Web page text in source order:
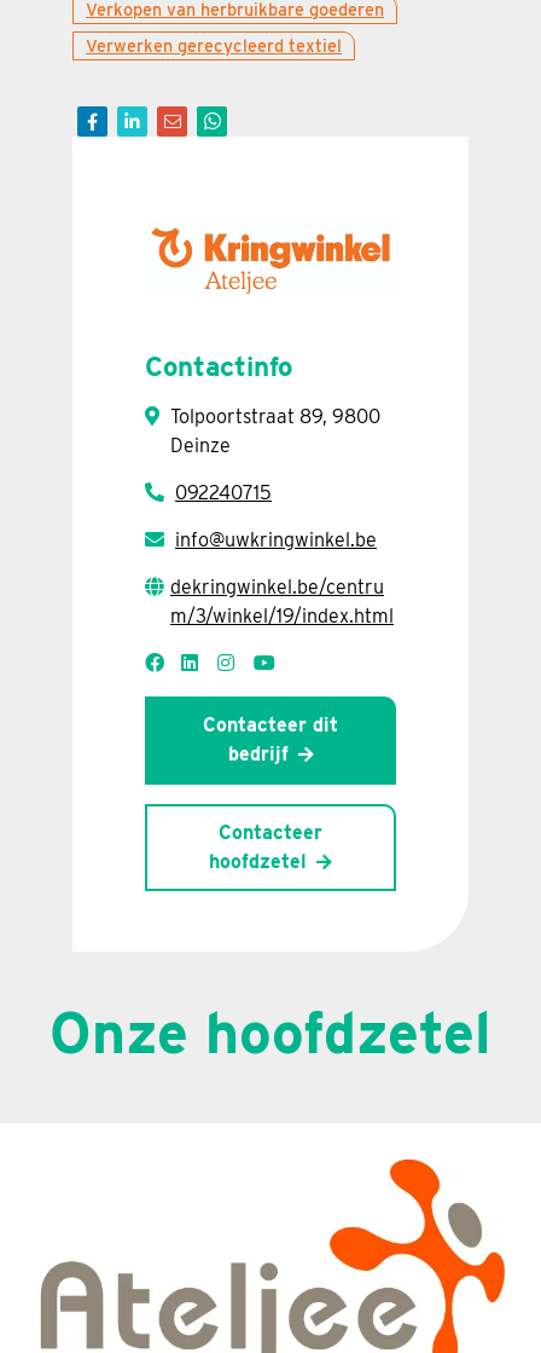
Verkopen van herbruikbare goederen
Verwerken gerecycleerd textiel
Contactinfo
Tolpoortstraat 89, 9800
Deinze
092240715
info@uwkringwinkel.be
dekringwinkel.be/centru
m/3/winkel/19/index.html
Contacteer dit
bedrijf
Contacteer
hoofdzetel
Onze hoofdzetel